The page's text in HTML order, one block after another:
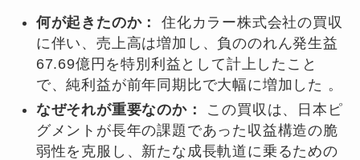
何が起きたのか：
住化カラー株式会社の買収
に伴い、売上高は増加し、負ののれん発生益
67.69億円を特別利益として計上したこと
で、純利益が前年同期比で大幅に増加した 。
なぜそれが重要なのか：
この買収は、日本ピ
グメントが長年の課題であった収益構造の脆
弱性を克服し、新たな成長軌道に乗るための